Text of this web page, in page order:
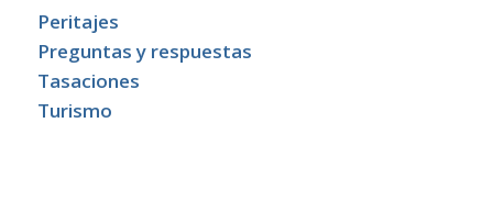
Peritajes
Preguntas y respuestas
Tasaciones
Turismo